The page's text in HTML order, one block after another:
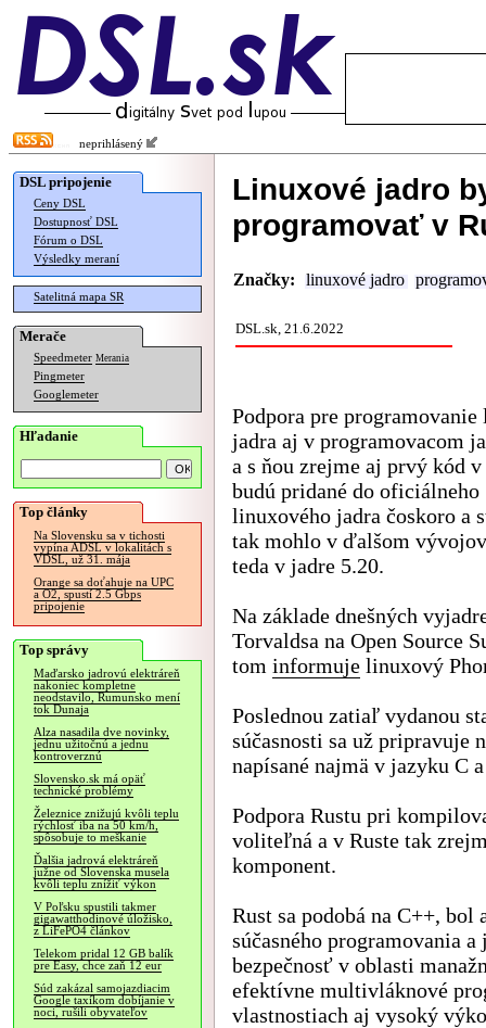
neprihlásený
DSL pripojenie
Ceny DSL
Dostupnosť DSL
Fórum o DSL
Výsledky meraní
Satelitná mapa SR
Merače
Speedmeter Merania
Pingmeter
Googlemeter
Hľadanie
Top články
Na Slovensku sa v tichosti
vypína ADSL v lokalitách s
VDSL, už 31. mája
Orange sa doťahuje na UPC
a O2, spustí 2.5 Gbps
pripojenie
Top správy
Maďarsko jadrovú elektráreň
nakoniec kompletne
neodstavilo, Rumunsko mení
tok Dunaja
Alza nasadila dve novinky,
jednu užitočnú a jednu
kontroverznú
Slovensko.sk má opäť
technické problémy
Železnice znižujú kvôli teplu
rýchlosť iba na 50 km/h,
spôsobuje to meškanie
Ďalšia jadrová elektráreň
južne od Slovenska musela
kvôli teplu znížiť výkon
V Poľsku spustili takmer
gigawatthodinové úložisko,
z LiFePO4 článkov
Telekom pridal 12 GB balík
pre Easy, chce zaň 12 eur
Súd zakázal samojazdiacim
Google taxíkom dobíjanie v
noci, rušili obyvateľov
Linuxové jadro
programovať v
Značky: linuxové jadro
DSL.sk, 21.6.2022
Podpora pre
jadra aj v programovacom
a s ňou zrejme aj prvý kód v
budú pridané do oficiálneho
linuxového jadra čoskoro a
tak mohlo v ďalšom
teda v jadre 5.20.
Na základe dnešných
Torvaldsa na Open Source
tom informuje linuxový
Poslednou zatiaľ vydanou
súčasnosti sa už pripravuje
napísané najmä v jazyku C
Podpora Rustu pri
voliteľná a v Ruste tak
komponent.
Rust sa podobá na C++,
súčasného programovania
bezpečnosť v oblasti
efektívne multivláknové
vlastnostiach aj vysoký